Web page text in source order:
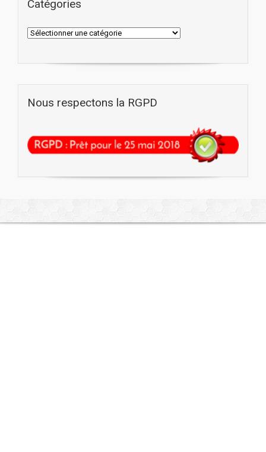
Catégories
Nous respectons la RGPD